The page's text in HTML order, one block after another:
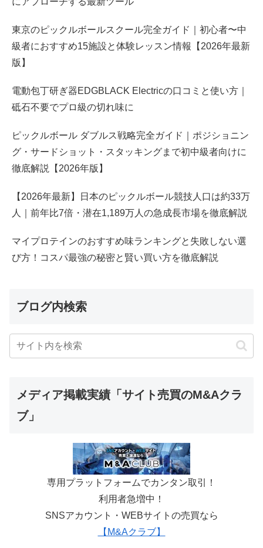
東京のピックルボールスクール完全ガイド｜初心者〜中
級者におすすめ15施設と体験レッスン情報【2026年最新
版】
電動包丁研ぎ器EDGBLACK Electricの口コミと使い方｜
砥石不要でプロ級の切れ味に
ピックルボール ダブルス戦略完全ガイド｜ポジショニン
グ・サードショット・スタッキングまで初中級者向けに
徹底解説【2026年版】
【2026年最新】日本のピックルボール競技人口は約33万
人｜前年比7倍・潜在1,189万人の急成長市場を徹底解説
マイプロテインのおすすめ味ランキングと失敗しない選
び方！コスパ最強の秘密と賢い買い方を徹底解説
ブログ内検索
メディア掲載実績「サイト売買のM&Aクラ
ブ」
専用プラットフォームでカンタン取引！
利用者急増中！
SNSアカウント・WEBサイトの売買なら
【M&Aクラブ】